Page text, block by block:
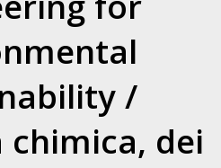
/
chimica, dei